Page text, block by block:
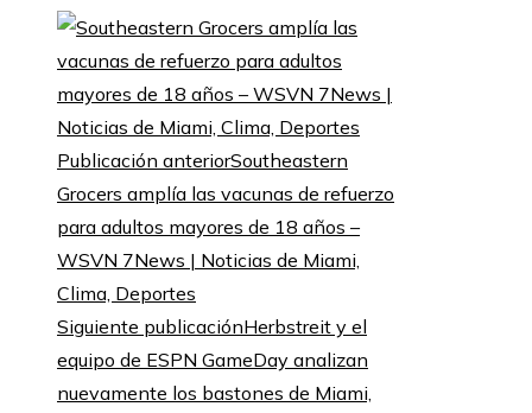
Publicación anteriorSoutheastern
Grocers amplía las vacunas de refuerzo
para adultos mayores de 18 años –
WSVN 7News | Noticias de Miami,
Clima, Deportes
Siguiente publicaciónHerbstreit y el
equipo de ESPN GameDay analizan
nuevamente los bastones de Miami,